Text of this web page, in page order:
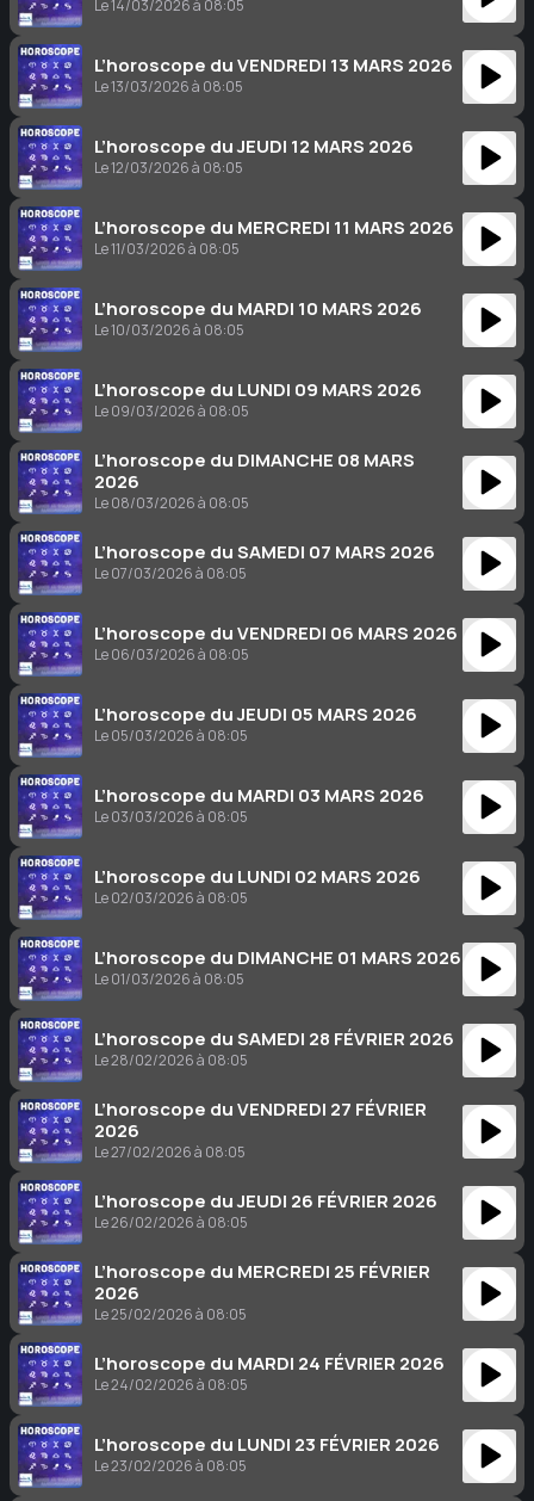
Le 14/03/2026 à 08:05
L’horoscope du VENDREDI 13 MARS 2026
Le 13/03/2026 à 08:05
L’horoscope du JEUDI 12 MARS 2026
Le 12/03/2026 à 08:05
L’horoscope du MERCREDI 11 MARS 2026
Le 11/03/2026 à 08:05
L’horoscope du MARDI 10 MARS 2026
Le 10/03/2026 à 08:05
L’horoscope du LUNDI 09 MARS 2026
Le 09/03/2026 à 08:05
L’horoscope du DIMANCHE 08 MARS
2026
Le 08/03/2026 à 08:05
L’horoscope du SAMEDI 07 MARS 2026
Le 07/03/2026 à 08:05
L’horoscope du VENDREDI 06 MARS 2026
Le 06/03/2026 à 08:05
L’horoscope du JEUDI 05 MARS 2026
Le 05/03/2026 à 08:05
L’horoscope du MARDI 03 MARS 2026
Le 03/03/2026 à 08:05
L’horoscope du LUNDI 02 MARS 2026
Le 02/03/2026 à 08:05
L’horoscope du DIMANCHE 01 MARS 2026
Le 01/03/2026 à 08:05
L’horoscope du SAMEDI 28 FÉVRIER 2026
Le 28/02/2026 à 08:05
L’horoscope du VENDREDI 27 FÉVRIER
2026
Le 27/02/2026 à 08:05
L’horoscope du JEUDI 26 FÉVRIER 2026
Le 26/02/2026 à 08:05
L’horoscope du MERCREDI 25 FÉVRIER
2026
Le 25/02/2026 à 08:05
L’horoscope du MARDI 24 FÉVRIER 2026
Le 24/02/2026 à 08:05
L’horoscope du LUNDI 23 FÉVRIER 2026
Le 23/02/2026 à 08:05